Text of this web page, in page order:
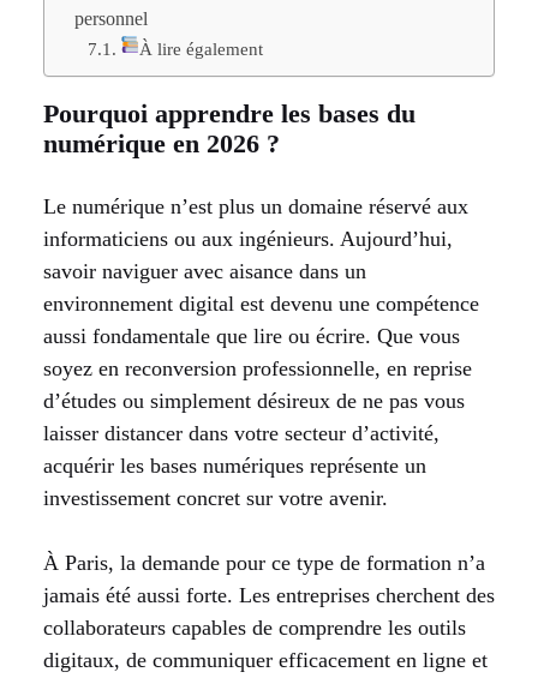
personnel
À lire également
Pourquoi apprendre les bases du
numérique en 2026 ?
Le numérique n’est plus un domaine réservé aux
informaticiens ou aux ingénieurs. Aujourd’hui,
savoir naviguer avec aisance dans un
environnement digital est devenu une compétence
aussi fondamentale que lire ou écrire. Que vous
soyez en reconversion professionnelle, en reprise
d’études ou simplement désireux de ne pas vous
laisser distancer dans votre secteur d’activité,
acquérir les bases numériques représente un
investissement concret sur votre avenir.
À Paris, la demande pour ce type de formation n’a
jamais été aussi forte. Les entreprises cherchent des
collaborateurs capables de comprendre les outils
digitaux, de communiquer efficacement en ligne et